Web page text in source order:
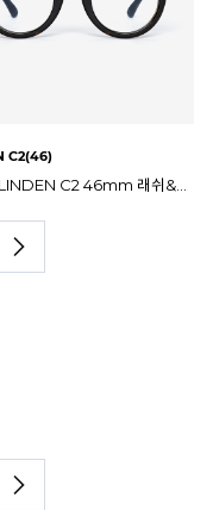
C4(46)